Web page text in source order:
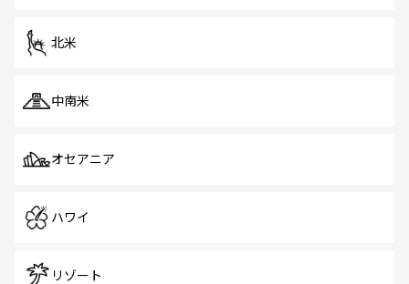
北米
中南米
オセアニア
ハワイ
リゾート